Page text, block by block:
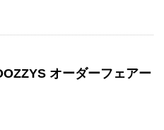
オーダーフェアー